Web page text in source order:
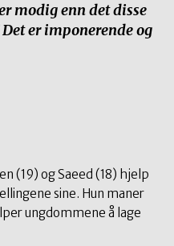
modig enn det disse
er imponerende og
(19) og Saeed (18) hjelp
sine. Hun maner
ungdommene å lage